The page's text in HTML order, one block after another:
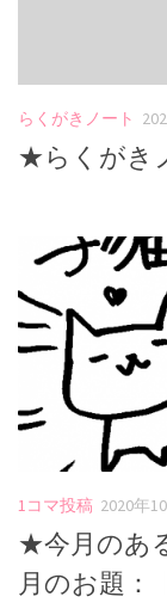
らくがきノート
★らくがき
1コマ投稿 2020年
★今月のあ
月のお題：